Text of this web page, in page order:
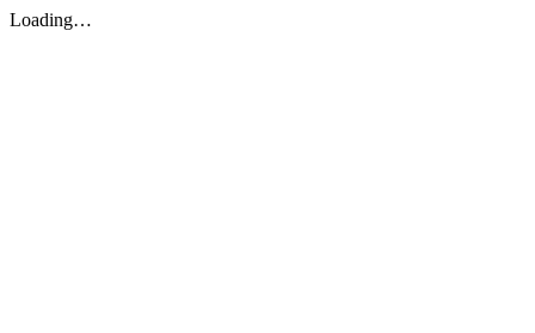
Loading…